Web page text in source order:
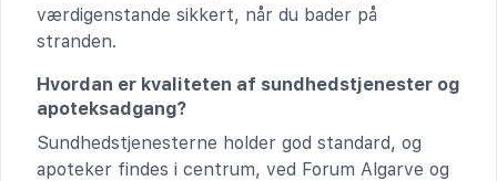
værdigenstande sikkert, når du bader på
stranden.
Hvordan er kvaliteten af sundhedstjenester og
apoteksadgang?
Sundhedstjenesterne holder god standard, og
apoteker findes i centrum, ved Forum Algarve og